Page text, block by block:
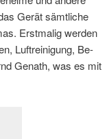
Gerät sämtliche
Erstmalig werden
Luftreinigung, Be-
Genath, was es mit